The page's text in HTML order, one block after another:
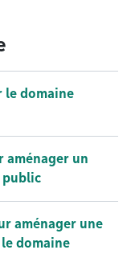
domaine
aménager un
public
aménager une
domaine